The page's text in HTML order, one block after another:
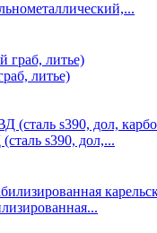
литье)
s390, дол,...